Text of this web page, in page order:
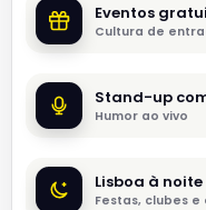
Eventos
Cultura de
Stand-up
Humor ao vivo
Lisboa à noite
Festas, clubes